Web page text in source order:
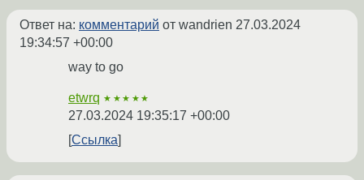
Ответ на: комментарий от wandrien 27.03.2024
19:34:57 +00:00
way to go
etwrq ★★★★★
27.03.2024 19:35:17 +00:00
Ссылка